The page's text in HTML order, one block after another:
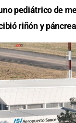
pediátrico de
riñón y